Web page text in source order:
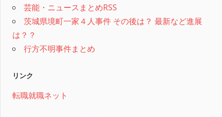
芸能・ニュースまとめRSS
茨城県境町一家４人事件 その後は？ 最新など進展
は？？
行方不明事件まとめ
リンク
転職就職ネット